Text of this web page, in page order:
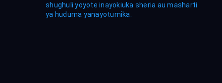
shughuli yoyote inayokiuka sheria au masharti
ya huduma yanayotumika.